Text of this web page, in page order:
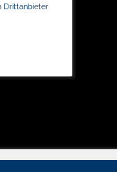
Drittanbieter